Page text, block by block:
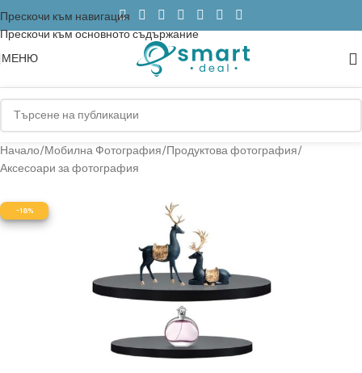
Прескочи към навигация
Прескочи към основното съдържание
МЕНЮ
Начало/Мобилна Фотография/Продуктова фотография/
Аксесоари за фотография
-18%